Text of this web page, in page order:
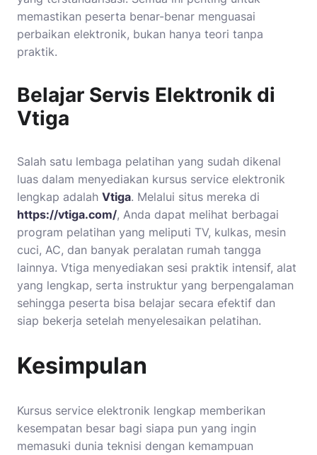
memastikan peserta benar-benar menguasai
perbaikan elektronik, bukan hanya teori tanpa
praktik.
Belajar Servis Elektronik di
Vtiga
Salah satu lembaga pelatihan yang sudah dikenal
luas dalam menyediakan kursus service elektronik
lengkap adalah Vtiga. Melalui situs mereka di
https://vtiga.com/, Anda dapat melihat berbagai
program pelatihan yang meliputi TV, kulkas, mesin
cuci, AC, dan banyak peralatan rumah tangga
lainnya. Vtiga menyediakan sesi praktik intensif, alat
yang lengkap, serta instruktur yang berpengalaman
sehingga peserta bisa belajar secara efektif dan
siap bekerja setelah menyelesaikan pelatihan.
Kesimpulan
Kursus service elektronik lengkap memberikan
kesempatan besar bagi siapa pun yang ingin
memasuki dunia teknisi dengan kemampuan